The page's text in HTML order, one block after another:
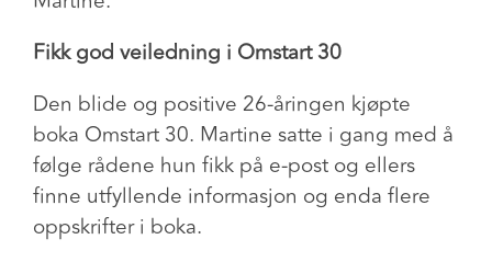
Fikk god veiledning i Omstart 30
Den blide og positive 26-åringen kjøpte
boka Omstart 30. Martine satte i gang med å
følge rådene hun fikk på e-post og ellers
finne utfyllende informasjon og enda flere
oppskrifter i boka.